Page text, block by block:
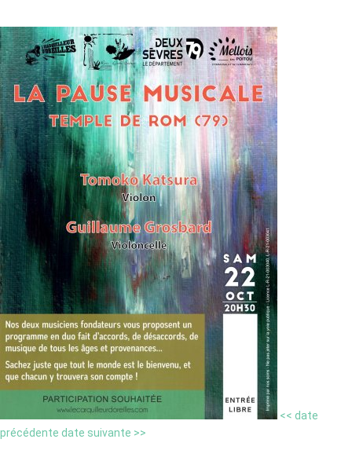
<< date
précédente date suivante >>